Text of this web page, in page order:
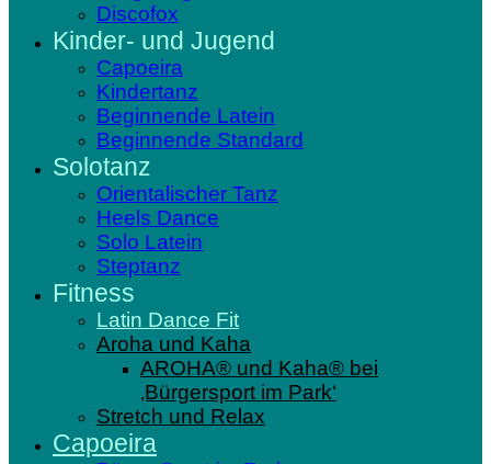
Discofox
Kinder- und Jugend
Capoeira
Kindertanz
Beginnende Latein
Beginnende Standard
Solotanz
Orientalischer Tanz
Heels Dance
Solo Latein
Steptanz
Fitness
Latin Dance Fit
Aroha und Kaha
AROHA® und Kaha® bei
‚Bürgersport im Park‘
Stretch und Relax
Capoeira